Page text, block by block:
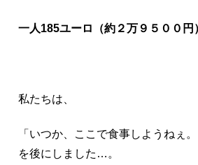
一人185ユーロ（約２万９５００円
私たちは、
「いつか、ここで食事しようねぇ
を後にしました…。